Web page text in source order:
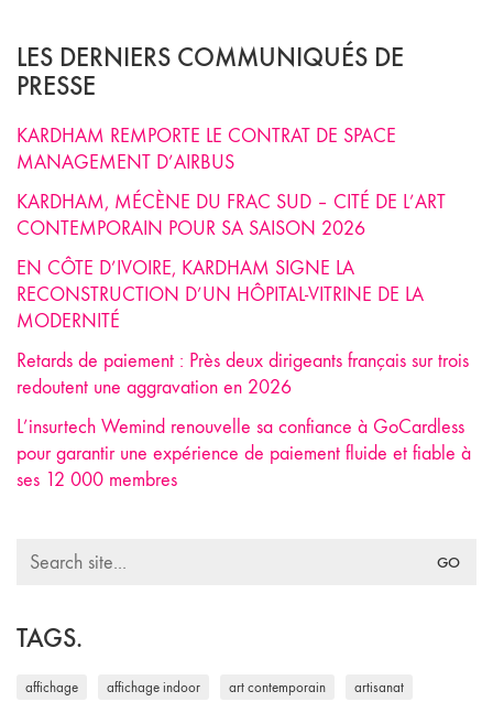
LES DERNIERS COMMUNIQUÉS DE
PRESSE
KARDHAM REMPORTE LE CONTRAT DE SPACE
MANAGEMENT D’AIRBUS
KARDHAM, MÉCÈNE DU FRAC SUD – CITÉ DE L’ART
CONTEMPORAIN POUR SA SAISON 2026
EN CÔTE D’IVOIRE, KARDHAM SIGNE LA
RECONSTRUCTION D’UN HÔPITAL-VITRINE DE LA
MODERNITÉ
Retards de paiement : Près deux dirigeants français sur trois
redoutent une aggravation en 2026
L’insurtech Wemind renouvelle sa confiance à GoCardless
pour garantir une expérience de paiement fluide et fiable à
ses 12 000 membres
Search
TAGS.
affichage affichage indoor art contemporain artisanat